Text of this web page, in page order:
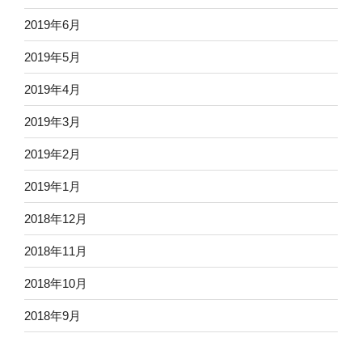
2019年6月
2019年5月
2019年4月
2019年3月
2019年2月
2019年1月
2018年12月
2018年11月
2018年10月
2018年9月